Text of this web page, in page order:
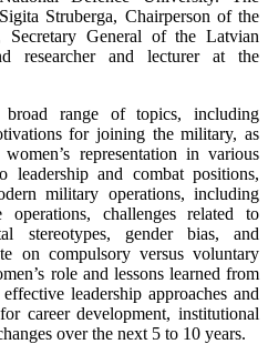
Struberga, Chairperson of the
General of the Latvian
researcher and lecturer at the
broad range of topics, including
for joining the military, as
representation in various
and combat positions,
military operations, including
challenges related to
stereotypes, gender bias, and
on compulsory versus voluntary
role and lessons learned from
leadership approaches and
career development, institutional
over the next 5 to 10 years.